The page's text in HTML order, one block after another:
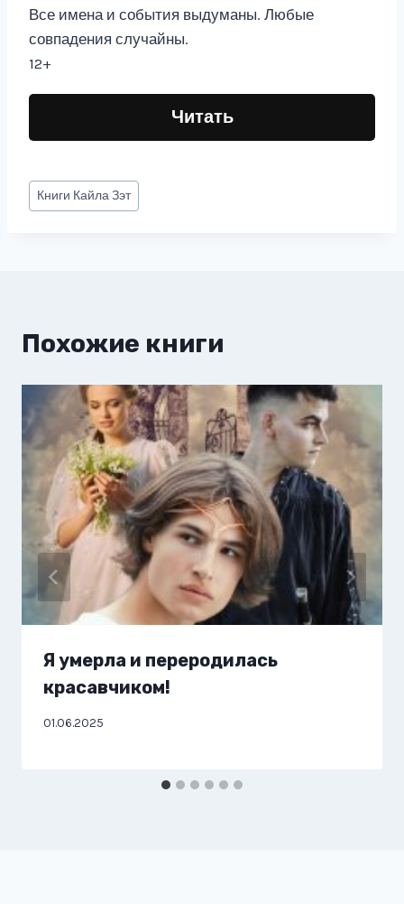
Все имена и события выдуманы. Любые
совпадения случайны.
12+
Читать
Метки
записи:
Книги Кайла Зэт
Похожие книги
Я умерла и переродилась
красавчиком!
01.06.2025